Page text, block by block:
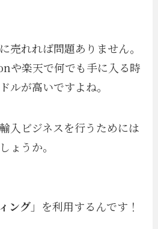
売れれば問題ありません。
や楽天で何でも手に入る時
ルが高いですよね。
入ビジネスを行うためには
ょうか。
ング」を利用するんです！